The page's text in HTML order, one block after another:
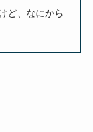
ど、なにから